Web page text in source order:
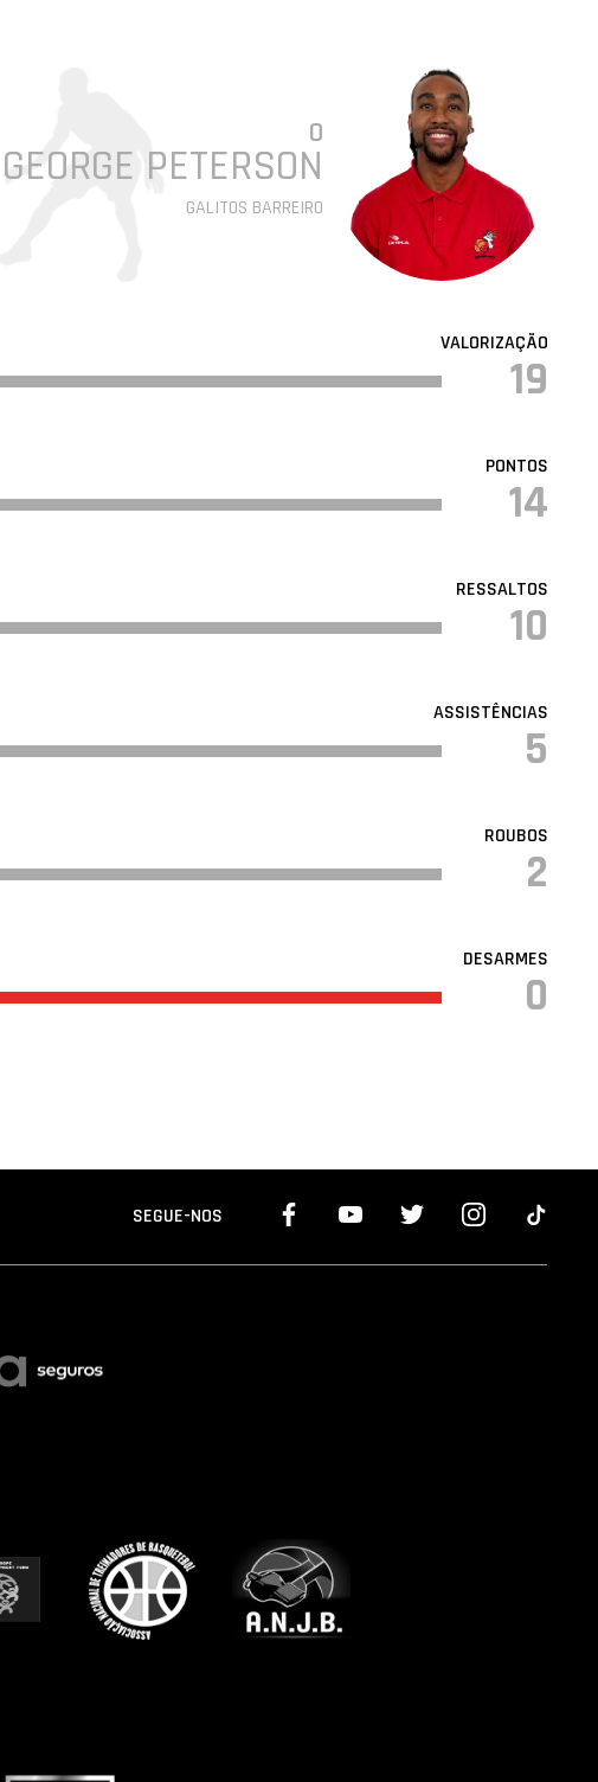
0
GEORGE PETERSON
GALITOS BARREIRO
VALORIZAÇÃO
19
PONTOS
14
RESSALTOS
10
ASSISTÊNCIAS
5
ROUBOS
2
DESARMES
0
SEGUE-NOS